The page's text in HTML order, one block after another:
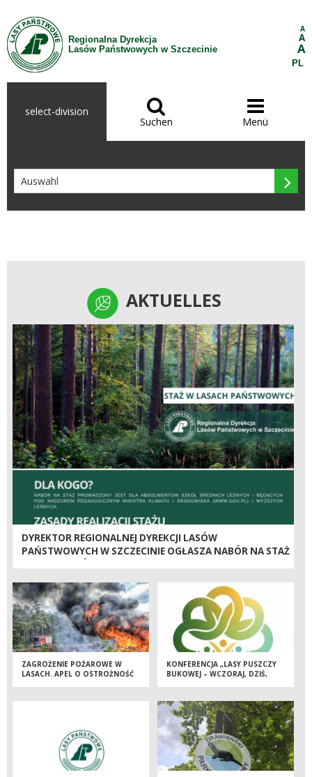
Zum Inhalt wechseln
Regionalna Dyrekcja
Lasów Państwowych w Szczecinie
A
A
A
PL
select-division 
Suchen

Menü

AKTUELLES
AKTUELLES
DYREKTOR REGIONALNEJ DYREKCJI LASÓW
PAŃSTWOWYCH W SZCZECINIE OGŁASZA NABÓR NA STAŻ
ZAGROŻENIE POŻAROWE W
LASACH. APEL O OSTROŻNOŚĆ
KONFERENCJA „LASY PUSZCZY
BUKOWEJ – WCZORAJ, DZIŚ,